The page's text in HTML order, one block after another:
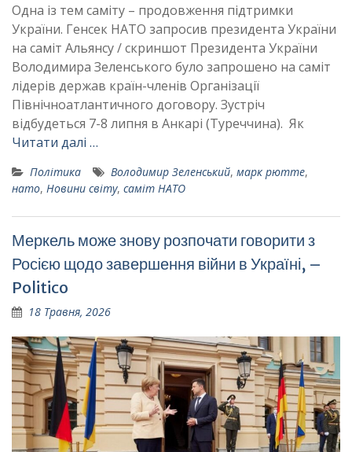
Одна із тем саміту – продовження підтримки
України. Генсек НАТО запросив президента України
на саміт Альянсу / скриншот Президента України
Володимира Зеленського було запрошено на саміт
лідерів держав країн-членів Організації
Північноатлантичного договору. Зустріч
відбудеться 7-8 липня в Анкарі (Туреччина). Як
Читати далі …
Політика Володимир Зеленський, марк рютте,
нато, Новини світу, саміт НАТО
Меркель може знову розпочати говорити з
Росією щодо завершення війни в Україні, –
Politico
18 Травня, 2026